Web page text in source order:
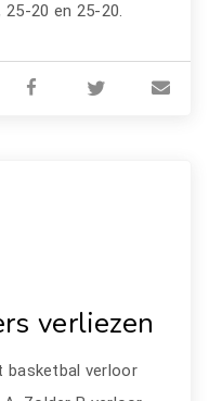
25-20 en 25-20.
verliezen
basketbal verloor